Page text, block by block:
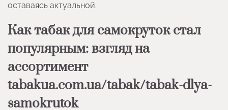
оставаясь актуальной.
Как табак для самокруток стал
популярным: взгляд на
ассортимент
tabakua.com.ua/tabak/tabak-dlya-
samokrutok